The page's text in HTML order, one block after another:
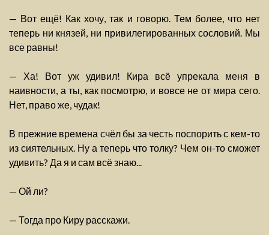
— Вот ещё! Как хочу, так и говорю. Тем более, что нет
теперь ни князей, ни привилегированных сословий. Мы
все равны!
— Ха! Вот уж удивил! Кира всё упрекала меня в
наивности, а ты, как посмотрю, и вовсе не от мира сего.
Нет, право же, чудак!
В прежние времена счёл бы за честь поспорить с кем-то
из сиятельных. Ну а теперь что толку? Чем он-то сможет
удивить? Да я и сам всё знаю...
— Ой ли?
— Тогда про Киру расскажи.